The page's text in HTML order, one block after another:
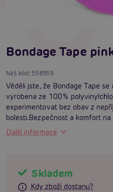
Bondage Tape
Náš kód: 558959
Věděli jste, že Bondage Tape
vyrobena ze 100%
experimentovat bez obav z
bolesti.Bezpečnost a komfort na
Další informace
Skladem
Kdy zboží dostanu?